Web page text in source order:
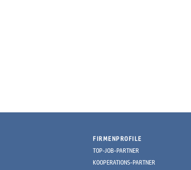
FIRMENPROFILE
TOP-JOB-PARTNER
KOOPERATIONS-PARTNER